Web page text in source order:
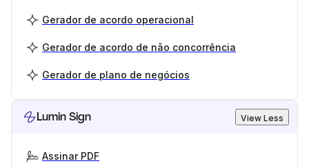
Gerador de acordo operacional
Gerador de acordo de não concorrência
Gerador de plano de negócios
Lumin Sign View Less
Assinar PDF